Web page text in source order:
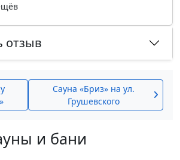
отзыв
Сауна «Бриз» на ул.
Грушевского
и бани